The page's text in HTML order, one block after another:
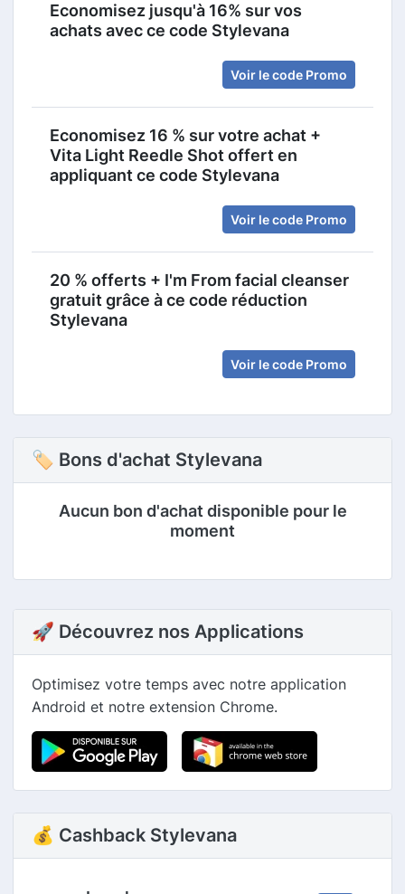
Economisez jusqu'à 16% sur vos
achats avec ce code Stylevana
Voir le code Promo
Economisez 16 % sur votre achat +
Vita Light Reedle Shot offert en
appliquant ce code Stylevana
Voir le code Promo
20 % offerts + I'm From facial cleanser
gratuit grâce à ce code réduction
Stylevana
Voir le code Promo
🏷 Bons d'achat Stylevana
Aucun bon d'achat disponible pour le
moment
🚀 Découvrez nos Applications
Optimisez votre temps avec notre application
Android et notre extension Chrome.
💰 Cashback Stylevana